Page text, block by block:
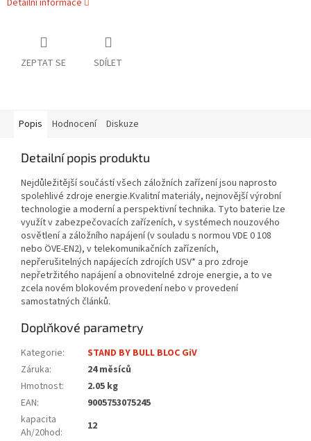
Detailní informace
ZEPTAT SE SDÍLET
Popis Hodnocení Diskuze
Detailní popis produktu
Nejdůležitější součástí všech záložních zařízení jsou naprosto
spolehlivé zdroje energie.Kvalitní materiály, nejnovější výrobní
technologie a moderní a perspektivní technika. Tyto baterie lze
využít v zabezpečovacích zařízeních, v systémech nouzového
osvětlení a záložního napájení (v souladu s normou VDE 0 108
nebo ÖVE-EN2), v telekomunikačních zařízeních,
nepřerušitelných napájecích zdrojích USV* a pro zdroje
nepřetržitého napájení a obnovitelné zdroje energie, a to ve
zcela novém blokovém provedení nebo v provedení
samostatných článků.
Doplňkové parametry
Kategorie:
STAND BY BULL BLOC GiV
Záruka:
24 měsíců
Hmotnost:
2.05 kg
EAN:
9005753075245
kapacita
Ah/20hod:
12